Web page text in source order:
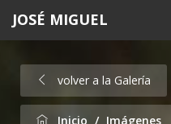
JOSÉ MIGUEL
volver a la Galería
Inicio Imágenes